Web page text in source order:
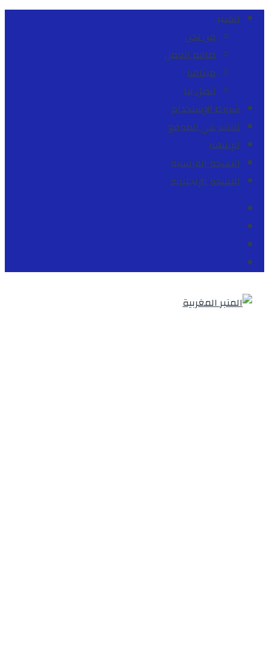
المنبر
من نحن
طاقم العمل
ميثاقنا
اتصل بنا
شروط الإستخدام
للنشر في الموقع
للإشهار
النسخة الفرنسية
النسخة الإنجليزية